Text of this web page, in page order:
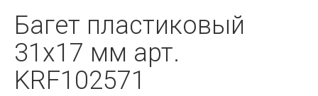
Багет пластиковый
31х17 мм арт.
KRF102571